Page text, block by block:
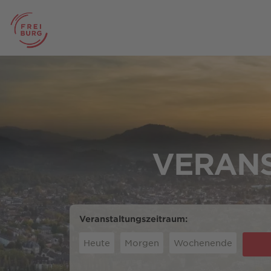
Veranstaltungszeitraum:
Heute Morgen Wochenende